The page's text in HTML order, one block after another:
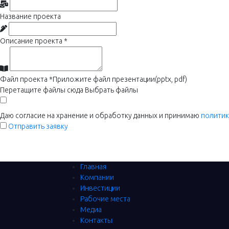
Название проекта
Описание проекта *
Файл проекта *Приложите файл презентации(pptx, pdf)
Перетащите файлы сюда Выбрать файлы
Даю согласие на хранение и обработку данных и принимаю
Отправить заявку
Главная
Компании
Инвестиции
Рабочие места
Медиа
Контакты